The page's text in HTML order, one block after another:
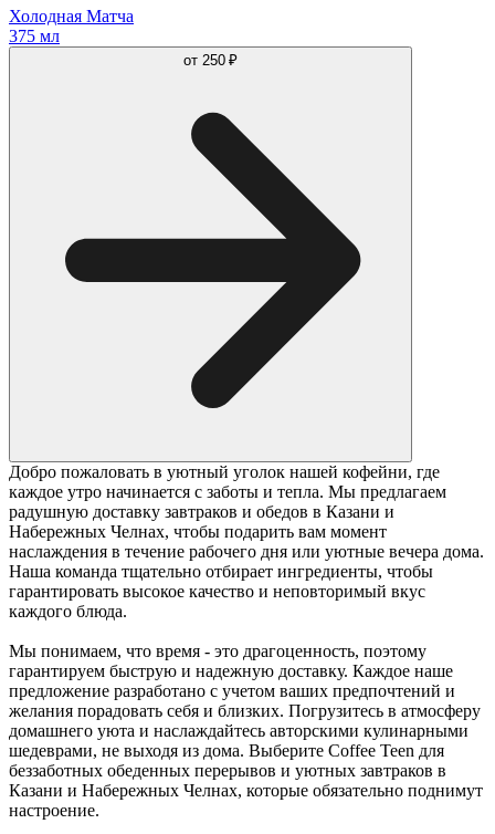
Холодная Матча
375 мл
от 250 ₽
Добро пожаловать в уютный уголок нашей кофейни, где
каждое утро начинается с заботы и тепла. Мы предлагаем
радушную доставку завтраков и обедов в Казани и
Набережных Челнах, чтобы подарить вам момент
наслаждения в течение рабочего дня или уютные вечера дома.
Наша команда тщательно отбирает ингредиенты, чтобы
гарантировать высокое качество и неповторимый вкус
каждого блюда.
Мы понимаем, что время - это драгоценность, поэтому
гарантируем быструю и надежную доставку. Каждое наше
предложение разработано с учетом ваших предпочтений и
желания порадовать себя и близких. Погрузитесь в атмосферу
домашнего уюта и наслаждайтесь авторскими кулинарными
шедеврами, не выходя из дома. Выберите Coffee Teen для
беззаботных обеденных перерывов и уютных завтраков в
Казани и Набережных Челнах, которые обязательно поднимут
настроение.